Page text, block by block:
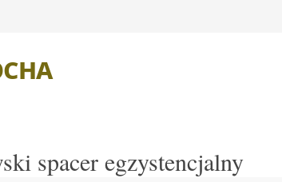
spacer egzystencjalny